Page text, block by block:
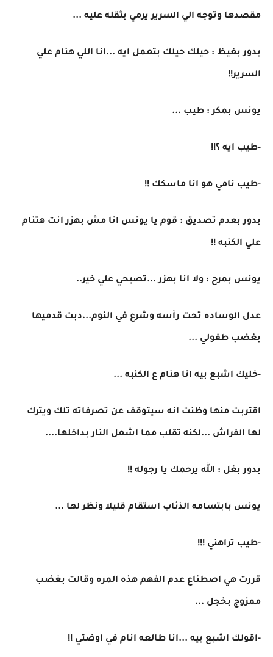
مقصدها وتوجه الي السرير يرمي بثقله عليه ...
بدور بغيظ : حيلك حيلك بتعمل ايه ...انا اللي هنام علي
السرير!!
يونس بمكر : طيب ...
-طيب ايه ؟!!
-طيب نامي هو انا ماسكك !!
بدور بعدم تصديق : قوم يا يونس انا مش بهزر انت هتنام
علي الكنبه !!
يونس بمرح : ولا انا بهزر ...تصبحي علي خير..
عدل الوساده تحت رأسه وشرع في النوم...دبت قدميها
بغضب طفولي ...
-خليك اشبع بيه انا هنام ع الكنبه ...
اقتربت منها وظنت انه سيتوقف عن تصرفاته تلك ويترك
لها الفراش ...لكنه تقلب مما اشعل النار بداخلها....
بدور بغل : الله يرحمك يا رجوله !!
يونس بابتسامه الذئاب استقام قليلا ونظر لها ...
-طيب تراهني !!!
قررت هي اصطناع عدم الفهم هذه المره وقالت بغضب
ممزوج بخجل ...
-اقولك اشبع بيه ...انا طالعه انام في اوضتي !!